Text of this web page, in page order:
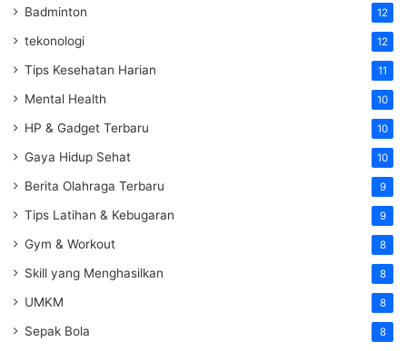
Badminton 12
tekonologi 12
Tips Kesehatan Harian 11
Mental Health 10
HP & Gadget Terbaru 10
Gaya Hidup Sehat 10
Berita Olahraga Terbaru 9
Tips Latihan & Kebugaran 9
Gym & Workout 8
Skill yang Menghasilkan 8
UMKM 8
Sepak Bola 8